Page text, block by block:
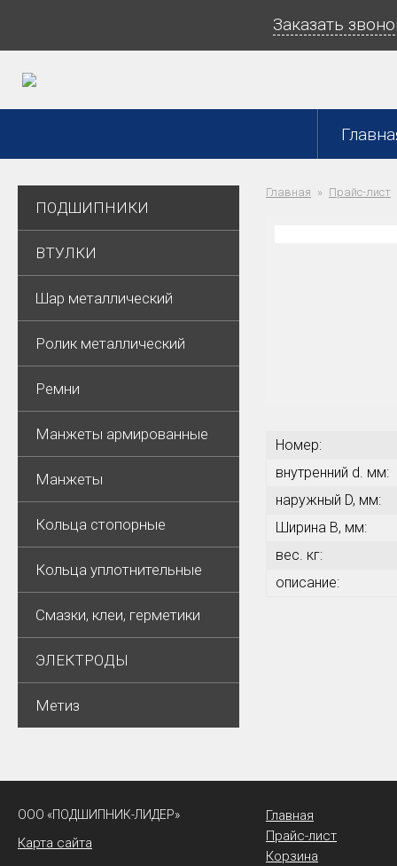
Заказать
ПОДШИПНИКИ
ВТУЛКИ
Шар металлический
Ролик металлический
Ремни
Манжеты армированные
Манжеты
Кольца стопорные
Кольца уплотнительные
Смазки, клеи, герметики
ЭЛЕКТРОДЫ
Метиз
Главная Прайс-лист
Номер:
внутренний d. мм:
наружный D, мм:
Ширина В, мм:
вес. кг:
описание:
ООО «ПОДШИПНИК-ЛИДЕР»
Карта сайта
Главная
Прайс-лист
Корзина